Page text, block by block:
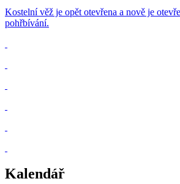
Kostelní věž je opět otevřena a nově je
pohřbívání.
Kalendář